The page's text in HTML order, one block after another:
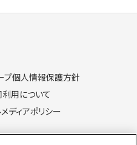
プ個人情報保護方針
用について
ディアポリシー